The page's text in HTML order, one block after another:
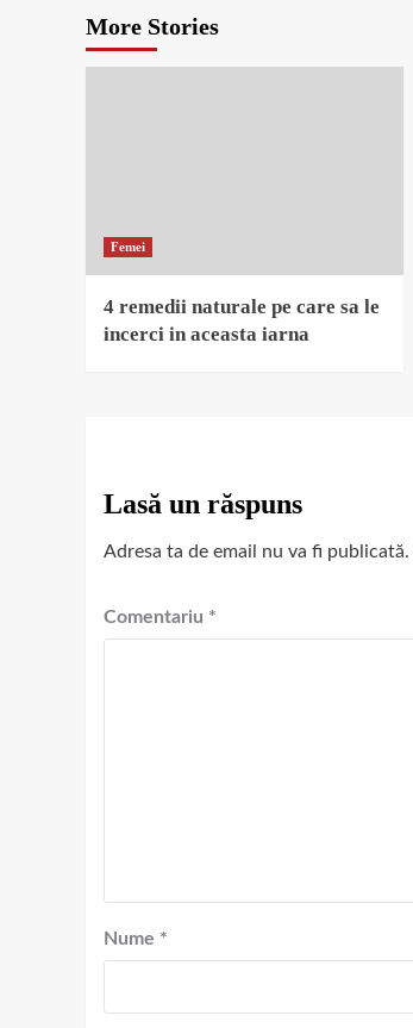
More Stories
Femei
4 remedii naturale pe care sa le
incerci in aceasta iarna
Lasă un răspuns
Adresa ta de email nu va fi publicată.
Comentariu *
Nume *